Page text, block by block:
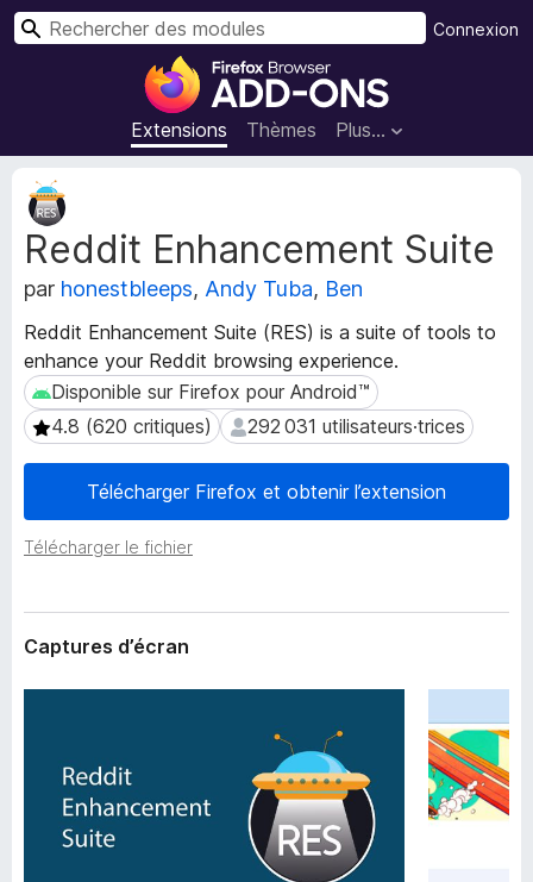
M
o
d
u
s
p
o
u
r
l
e
n
a
v
i
t
r
e
f
o
Extensions Thèmes Plus…
Connexion
R
Reddit Enhancement Suite
par honestbleeps, Andy Tuba, Ben
Reddit Enhancement Suite (RES) is a suite of tools to
enhance your Reddit browsing experience.
Disponible sur Firefox pour Android™
Disponible sur Firefox pour Android™
4.8 (620 critiques)
4.8 (620 critiques) 292 031 utilisateurs·trices
292 031 utilisateurs·trices
Télécharger Firefox et obtenir l’extension
Télécharger le fichier
M
é
t
a
d
n
n
é
e
s
d
l
’
t
e
s
Captures d’écran